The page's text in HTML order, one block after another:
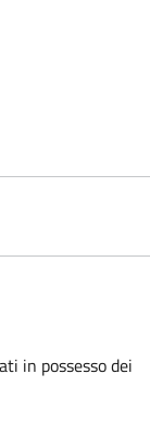
in possesso dei